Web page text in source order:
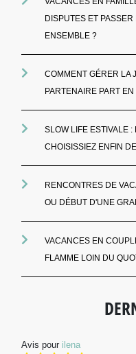
DISPUTES ET
ENSEMBLE ?
COMMENT GÉRER LA
PARTENAIRE PART
SLOW LIFE ESTIVALE :
CHOISISSIEZ ENFIN
RENCONTRES DE
OU DÉBUT D'UNE
VACANCES EN
FLAMME LOIN DU
Avis pour ilena